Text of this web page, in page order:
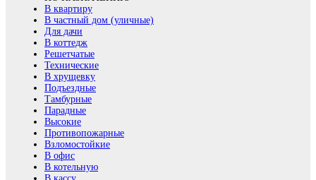
В квартиру
В частный дом (уличные)
Для дачи
В коттедж
Решетчатые
Технические
В хрущевку
Подъездные
Тамбурные
Парадные
Высокие
Противопожарные
Взломостойкие
В офис
В котельную
В кассу